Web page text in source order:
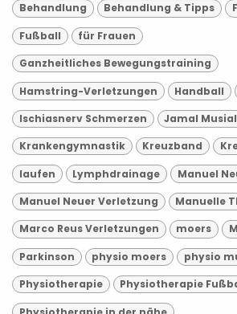
Behandlung Behandlung & Tipps
Fußball für Frauen
Ganzheitliches Bewegungstraining
Hamstring-Verletzungen Handball
Ischiasnerv Schmerzen Jamal
Krankengymnastik Kreuzband
laufen Lymphdrainage Manuel
Manuel Neuer Verletzung Manuelle
Marco Reus Verletzungen moers
Parkinson physio moers physio
Physiotherapie Physiotherapie